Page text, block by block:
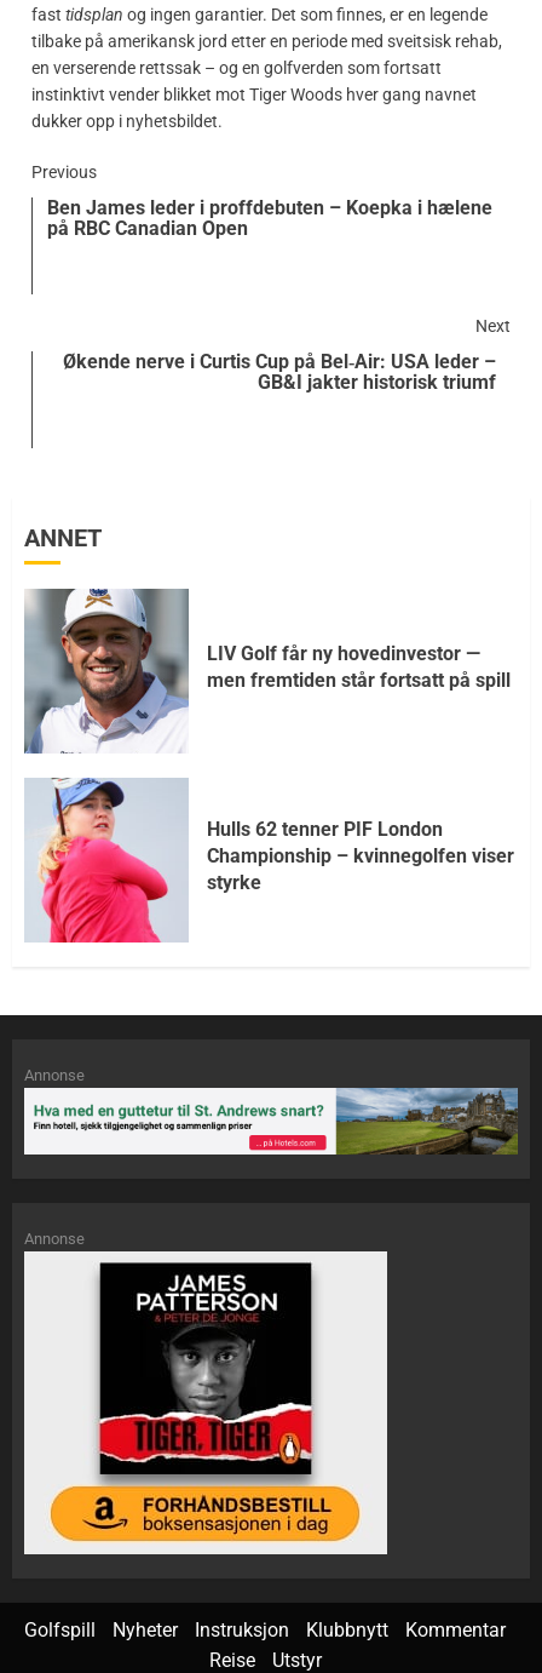
fast tidsplan og ingen garantier. Det som finnes, er en legende
tilbake på amerikansk jord etter en periode med sveitsisk rehab,
en verserende rettssak – og en golfverden som fortsatt
instinktivt vender blikket mot Tiger Woods hver gang navnet
dukker opp i nyhetsbildet.
Previous
Ben James leder i proffdebuten – Koepka i hælene
på RBC Canadian Open
Next
Økende nerve i Curtis Cup på Bel‑Air: USA leder –
GB&I jakter historisk triumf
ANNET
LIV Golf får ny hovedinvestor —
men fremtiden står fortsatt på spill
Hulls 62 tenner PIF London
Championship – kvinnegolfen viser
styrke
Annonse
Annonse
Golfspill Nyheter Instruksjon Klubbnytt
Kommentar
Reise
Utstyr